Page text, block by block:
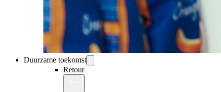
Duurzame toekomst
Retour